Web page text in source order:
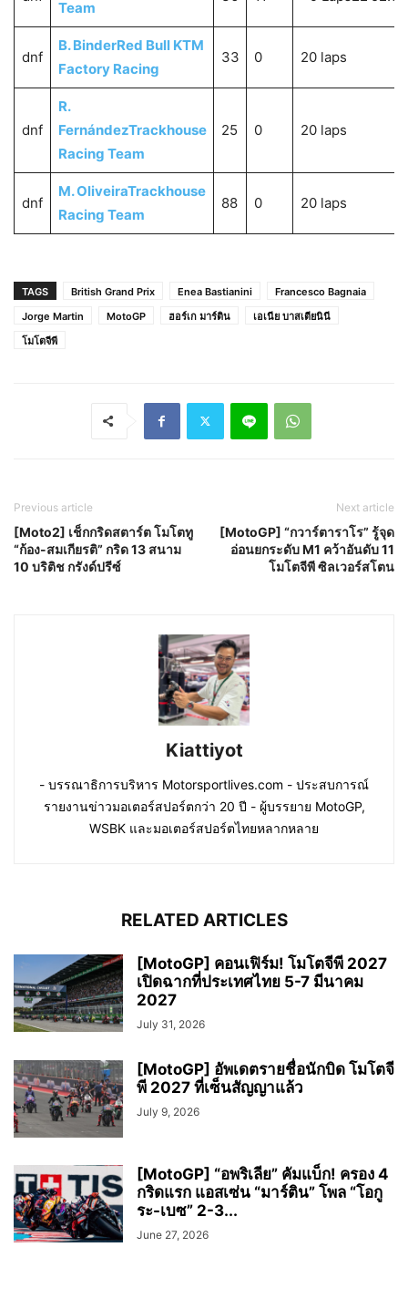
Team
dnf
B. BinderRed Bull KTM
Factory Racing
33 0 20 laps
dnf
R.
FernándezTrackhouse
Racing Team
25 0 20 laps
dnf
M. OliveiraTrackhouse
Racing Team
88 0 20 laps
TAGS British Grand Prix Enea Bastianini
Francesco Bagnaia
Jorge Martin
MotoGP ฮอร์เก มาร์ติน
เอเนีย บาสเตียนินี
โมโตจีพี
Previous article
[Moto2] เช็กกริดสตาร์ต โมโตทู
“ก้อง-สมเกียรติ” กริด 13 สนาม
10 บริติช กรังด์ปรีซ์
Next article
[MotoGP] “กวาร์ตาราโร” รู้จุด
อ่อนยกระดับ M1 คว้าอันดับ 11
โมโตจีพี ซิลเวอร์สโตน
Kiattiyot
- บรรณาธิการบริหาร Motorsportlives.com - ประสบการณ์
รายงานข่าวมอเตอร์สปอร์ตกว่า 20 ปี - ผู้บรรยาย MotoGP,
WSBK และมอเตอร์สปอร์ตไทยหลากหลาย
RELATED ARTICLES
[MotoGP] คอนเฟิร์ม! โมโตจีพี 2027
เปิดฉากที่ประเทศไทย 5-7 มีนาคม
2027
July 31, 2026
[MotoGP] อัพเดตรายชื่อนักบิด โมโตจี
พี 2027 ที่เซ็นสัญญาแล้ว
July 9, 2026
[MotoGP] “อพริเลีย” คัมแบ็ก! ครอง 4
กริดแรก แอสเซ่น “มาร์ติน” โพล “โอกู
ระ-เบซ” 2-3...
June 27, 2026